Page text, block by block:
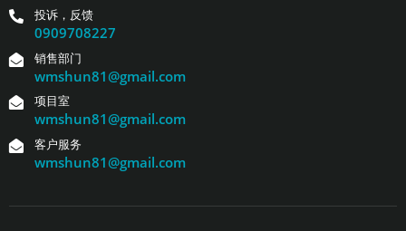
投诉，反馈
0909708227
销售部门
wmshun81@gmail.com
项目室
wmshun81@gmail.com
客户服务
wmshun81@gmail.com